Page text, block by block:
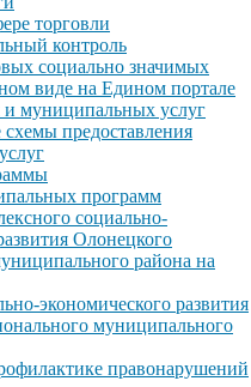
торговли
контроль
социально значимых
виде на Едином портале
и муниципальных услуг
схемы предоставления
программ
социально-
Олонецкого
района на
экономического развития
муниципального
правонарушений